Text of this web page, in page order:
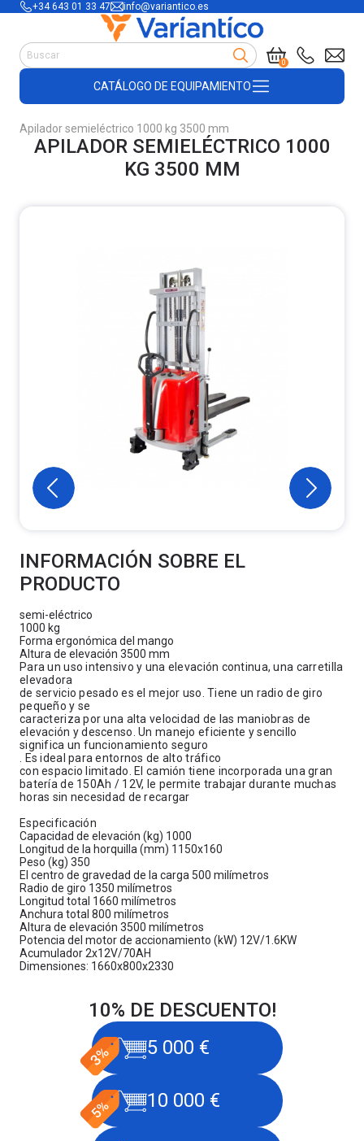
+34 643 01 33 47 info@variantico.es
0
CATÁLOGO DE EQUIPAMIENTO
Accesorios para carretillas
Útiles de almacén
Productos de plástico y madera
Encofrado
Apilador semieléctrico 1000 kg 3500 mm
APILADOR SEMIELÉCTRICO 1000
KG 3500 MM
INFORMACIÓN SOBRE EL
PRODUCTO
semi-eléctrico
1000 kg
Forma ergonómica del mango
Altura de elevación 3500 mm
Para un uso intensivo y una elevación continua, una carretilla
elevadora
de servicio pesado es el mejor uso. Tiene un radio de giro
pequeño y se
caracteriza por una alta velocidad de las maniobras de
elevación y descenso. Un manejo eficiente y sencillo
significa un funcionamiento seguro
. Es ideal para entornos de alto tráfico
con espacio limitado. El camión tiene incorporada una gran
batería de 150Ah / 12V, le permite trabajar durante muchas
horas sin necesidad de recargar
Especificación
Capacidad de elevación (kg) 1000
Longitud de la horquilla (mm) 1150x160
Peso (kg) 350
El centro de gravedad de la carga 500 milímetros
Radio de giro 1350 milímetros
Longitud total 1660 milímetros
Anchura total 800 milímetros
Altura de elevación 3500 milímetros
Potencia del motor de accionamiento (kW) 12V/1.6KW
Acumulador2x12V/70AH
Dimensiones: 1660x800x2330
10% DE DESCUENTO!
5 000 €
10 000 €